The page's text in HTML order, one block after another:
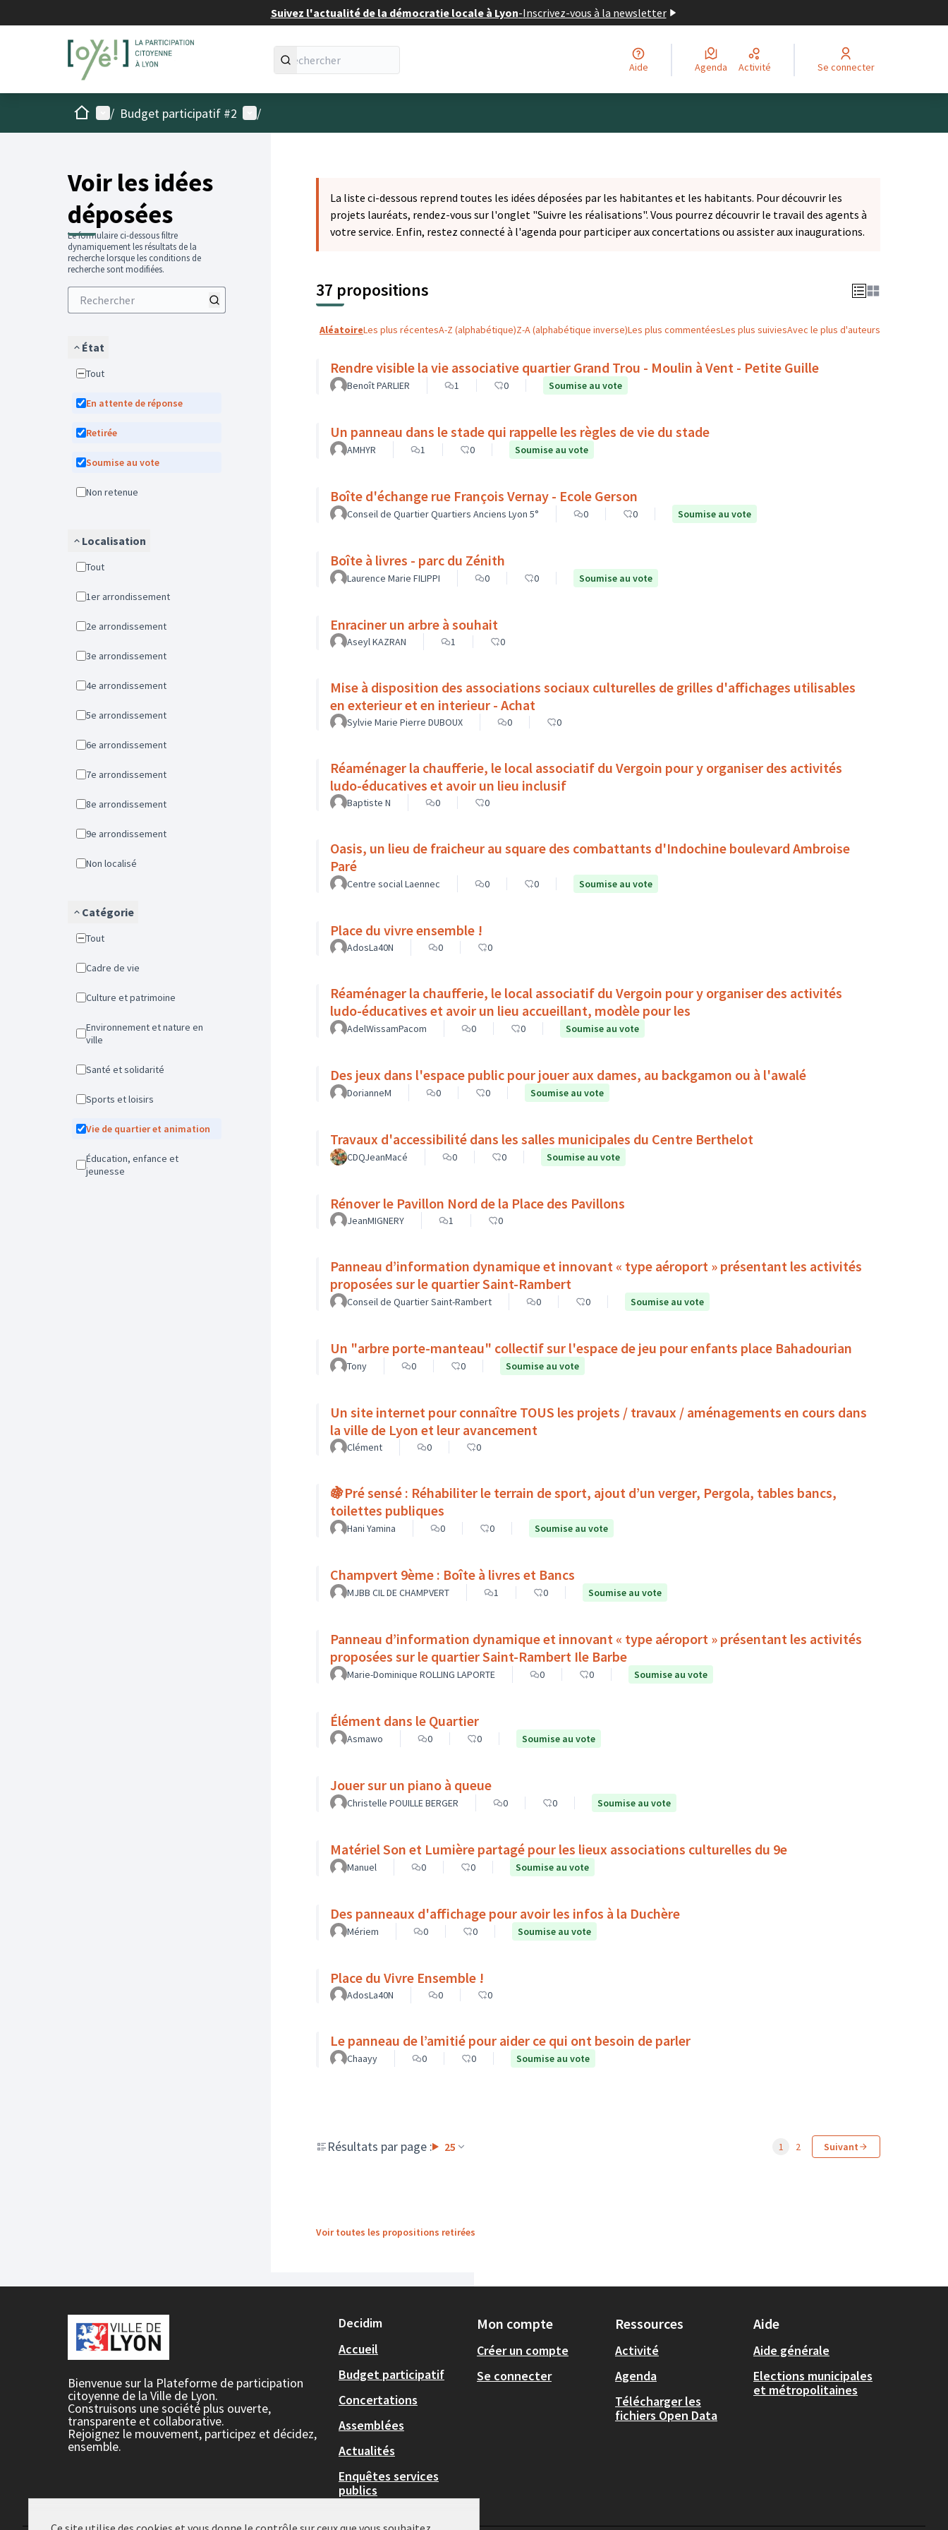
Suivez l'actualité de la démocratie locale à Lyon-Inscrivez-vous à la newsletter
Aide Agenda Activité Se connecter
AccueilMenu principal
/ Budget participatif #2 Menu utilisateur
/
Voir les idées
déposées
Le formulaire ci-dessous filtre
dynamiquement les résultats de la
recherche lorsque les conditions de
recherche sont modifiées.
État
Tout
En attente de réponse
Retirée
Soumise au vote
Non retenue
Localisation
Tout
1er arrondissement
2e arrondissement
3e arrondissement
4e arrondissement
5e arrondissement
6e arrondissement
7e arrondissement
8e arrondissement
9e arrondissement
Non localisé
Catégorie
Tout
Cadre de vie
Culture et patrimoine
Environnement et nature en
ville
Santé et solidarité
Sports et loisirs
Vie de quartier et animation
Éducation, enfance et
jeunesse
La liste ci-dessous reprend toutes les idées déposées par les habitantes et les habitants. Pour découvrir les
projets lauréats, rendez-vous sur l'onglet "Suivre les réalisations". Vous pourrez découvrir le travail des agents à
votre service. Enfin, restez connecté à l'agenda pour participer aux concertations ou assister aux inaugurations.
37 propositions
AléatoireLes plus récentesA-Z (alphabétique)Z-A (alphabétique inverse)Les plus commentéesLes plus suiviesAvec le plus d'auteurs
Rendre visible la vie associative quartier Grand Trou - Moulin à Vent - Petite Guille
Benoît PARLIER 1 0 Soumise au vote
Un panneau dans le stade qui rappelle les règles de vie du stade
AMHYR 1 0 Soumise au vote
Boîte d'échange rue François Vernay - Ecole Gerson
Conseil de Quartier Quartiers Anciens Lyon 5° 0 0 Soumise au vote
Boîte à livres - parc du Zénith
Laurence Marie FILIPPI 0 0 Soumise au vote
Enraciner un arbre à souhait
Aseyl KAZRAN 1 0
Mise à disposition des associations sociaux culturelles de grilles d'affichages utilisables
en exterieur et en interieur - Achat
Sylvie Marie Pierre DUBOUX 0 0
Réaménager la chaufferie, le local associatif du Vergoin pour y organiser des activités
ludo-éducatives et avoir un lieu inclusif
Baptiste N 0 0
Oasis, un lieu de fraicheur au square des combattants d'Indochine boulevard Ambroise
Paré
Centre social Laennec 0 0 Soumise au vote
Place du vivre ensemble !
AdosLa40N 0 0
Réaménager la chaufferie, le local associatif du Vergoin pour y organiser des activités
ludo-éducatives et avoir un lieu accueillant, modèle pour les
AdelWissamPacom 0 0 Soumise au vote
Des jeux dans l'espace public pour jouer aux dames, au backgamon ou à l'awalé
DorianneM 0 0 Soumise au vote
Travaux d'accessibilité dans les salles municipales du Centre Berthelot
CDQJeanMacé 0 0 Soumise au vote
Rénover le Pavillon Nord de la Place des Pavillons
JeanMIGNERY 1 0
Panneau d’information dynamique et innovant « type aéroport » présentant les activités
proposées sur le quartier Saint-Rambert
Conseil de Quartier Saint-Rambert 0 0 Soumise au vote
Un "arbre porte-manteau" collectif sur l'espace de jeu pour enfants place Bahadourian
Tony 0 0 Soumise au vote
Un site internet pour connaître TOUS les projets / travaux / aménagements en cours dans
la ville de Lyon et leur avancement
Clément 0 0
🍇Pré sensé : Réhabiliter le terrain de sport, ajout d’un verger, Pergola, tables bancs,
toilettes publiques
Hani Yamina 0 0 Soumise au vote
Champvert 9ème : Boîte à livres et Bancs
MJBB CIL DE CHAMPVERT 1 0 Soumise au vote
Panneau d’information dynamique et innovant « type aéroport » présentant les activités
proposées sur le quartier Saint-Rambert Ile Barbe
Marie-Dominique ROLLING LAPORTE 0 0 Soumise au vote
Élément dans le Quartier
Asmawo 0 0 Soumise au vote
Jouer sur un piano à queue
Christelle POUILLE BERGER 0 0 Soumise au vote
Matériel Son et Lumière partagé pour les lieux associations culturelles du 9e
Manuel 0 0 Soumise au vote
Des panneaux d'affichage pour avoir les infos à la Duchère
Mériem 0 0 Soumise au vote
Place du Vivre Ensemble !
AdosLa40N 0 0
Le panneau de l’amitié pour aider ce qui ont besoin de parler
Chaayy 0 0 Soumise au vote
Résultats par page : 25 1 2 Suivant
Voir toutes les propositions retirées
Bienvenue sur la Plateforme de participation
citoyenne de la Ville de Lyon.
Construisons une société plus ouverte,
transparente et collaborative.
Rejoignez le mouvement, participez et décidez,
ensemble.
Decidim
Accueil
Budget participatif
Concertations
Assemblées
Actualités
Enquêtes services
publics
Mon compte
Créer un compte
Se connecter
Ressources
Activité
Agenda
Télécharger les
fichiers Open Data
Aide
Aide générale
Elections municipales
et métropolitaines